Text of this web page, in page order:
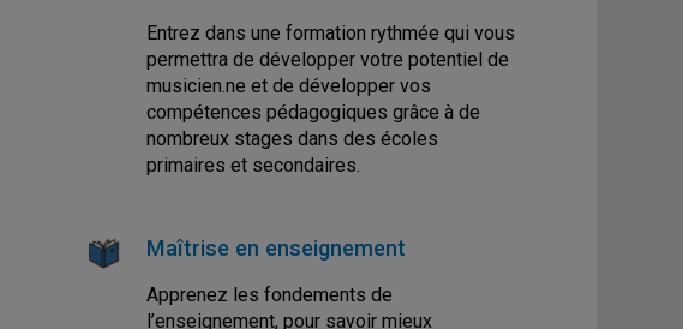
Entrez dans une formation rythmée qui vous
permettra de développer votre potentiel de
musicien.ne et de développer vos
compétences pédagogiques grâce à de
nombreux stages dans des écoles
primaires et secondaires.
Maîtrise en enseignement
Apprenez les fondements de
l’enseignement, pour savoir mieux